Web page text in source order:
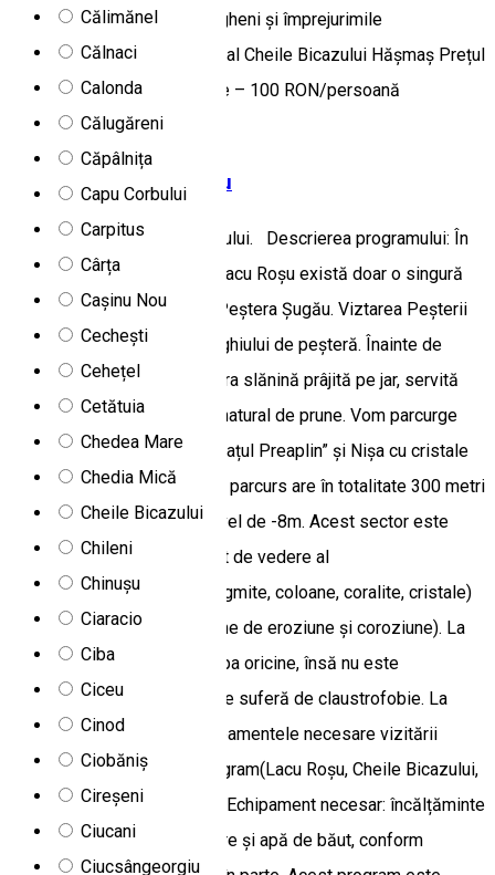
Călimănel
Călnaci
Calonda
Călugăreni
Căpâlnița
Capu Corbului
Carpitus
Cârța
Cașinu Nou
Cechești
Cehețel
Cetătuia
Chedea Mare
Chedia Mică
Cheile Bicazului
Chileni
Chinușu
Ciaracio
Ciba
Ciceu
Cinod
Ciobăniș
Cireșeni
Ciucani
Ciucsângeorgiu
Neamț Microregiune: Gheorgheni și împrejurimile
Subdestinație: Parcul Național Cheile Bicazului Hășmaș Prețul
programului: min. 5 persoane – 100 RON/persoană
Program turisticSpeologie
Vizită la Peștera Șugău
Întâlnire cu ghidul la fața locului. Descrierea programului: În
zona Turistică Gheorgheni-Lacu Roșu există doar o singură
peșteră de interes turistic, Peștera Șugău. Viztarea Peșterii
Șugău se face în prezența ghiului de peșteră. Înainte de
vizitarea peșterii vom prepara slănină prâjită pe jar, servită
împreună cu o cupă de suc natural de prune. Vom parcurge
sectorul tuistic, urmat de ”Brațul Preaplin” și Nișa cu cristale
din fundul Sălii Mari. Traseul parcurs are în totalitate 300 metri
lungime și o diferență de nivel de -8m. Acest sector este
foarte spectaculos din punct de vedere al
fomațiunilor(stalactite, stalagmite, coloane, coralite, cristale)
și a formelor de peșteră(urme de eroziune și coroziune). La
acest program poate participa oricine, însă nu este
recomandat persoanelor care suferă de claustrofobie. La
această tură asigurăm echipamentele necesare vizitării
peșterii, ghidarea pe tot program(Lacu Roșu, Cheile Bicazului,
Peștera Șugău) și gustările. Echipament necesar: încălțăminte
și haine de drumeție, mâncare și apă de băut, conform